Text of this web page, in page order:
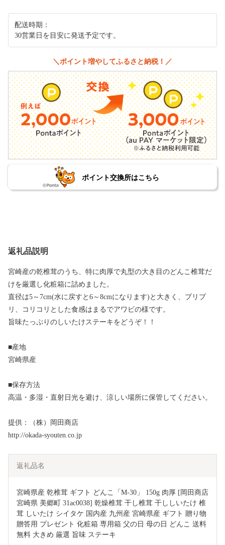
配送時期：
30営業日を目安に発送予定です。
＼ポイント増やしてふるさと納税！／
ポイント交換所はこちら
返礼品説明
宮崎産の乾椎茸のうち、特に肉厚で丸型の大き目のどんこ椎茸だ
けを厳選し化粧箱に詰めました。
直径は5～7cm(水に戻すと6～8cmになります)と大きく、プリプ
リ、コリコリとした食感はまるでアワビの様です。
旨味たっぷりのしいたけステーキをどうぞ！！
■産地
宮崎県産
■保存方法
高温・多湿・直射日光を避け、涼しい場所に保管してください。
提供：（株）岡田商店
http://okada-syouten.co.jp
返礼品名
宮崎県産 乾椎茸 ギフト どんこ「M-30」 150g 肉厚 [岡田商店
宮崎県 美郷町 31ac0038] 乾燥椎茸 干し椎茸 干ししいたけ 椎
茸 しいたけ シイタケ 国内産 九州産 宮崎県産 ギフト 贈り物
贈答用 プレゼント 化粧箱 専用箱 父の日 母の日 どんこ 送料
無料 大きめ 厳選 旨味 ステーキ